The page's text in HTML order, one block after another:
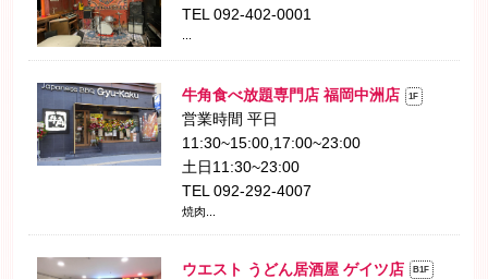
TEL 092-402-0001
牛角食べ放題専門店 福岡中洲店 1F
営業時間 平日
11:30~15:00,17:00~23:00
土日11:30~23:00
TEL 092-292-4007
焼肉...
ウエスト うどん居酒屋 ゲイツ店 B1F